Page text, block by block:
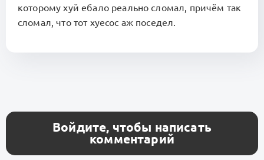
которому хуй ебало реально сломал, причём так
сломал, что тот хуесос аж поседел.
Войдите, чтобы написать
комментарий